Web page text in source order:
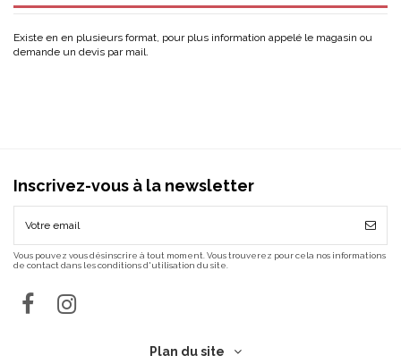
Existe en en plusieurs format, pour plus information appelé le magasin ou
demande un devis par mail.
Inscrivez-vous à la newsletter
Vous pouvez vous désinscrire à tout moment. Vous trouverez pour cela nos informations
de contact dans les conditions d'utilisation du site.
Plan du site